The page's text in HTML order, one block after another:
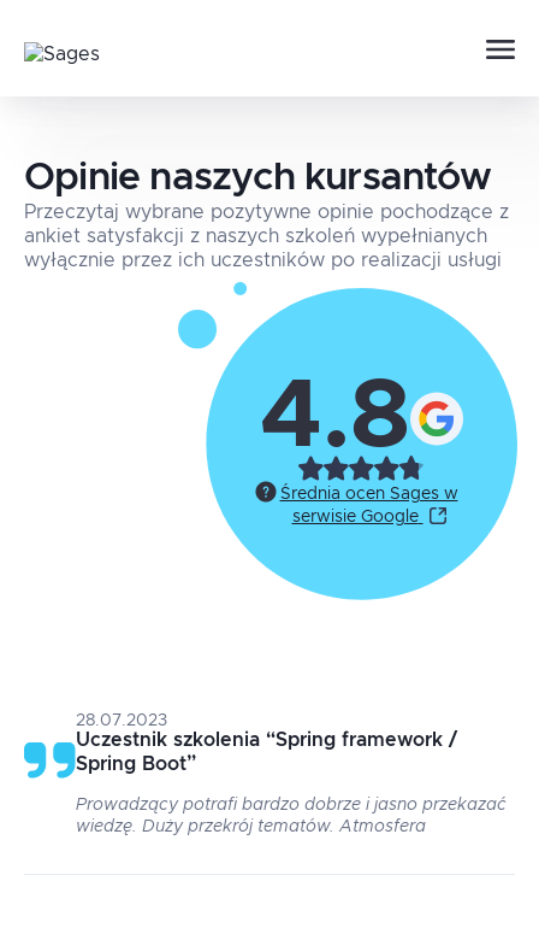
Opinie naszych kursantów
Przeczytaj wybrane pozytywne opinie pochodzące z
ankiet satysfakcji z naszych szkoleń wypełnianych
wyłącznie przez ich uczestników po realizacji usługi
4.8
Średnia ocen Sages w
serwisie Google
28.07.2023
Uczestnik szkolenia “Spring framework /
Spring Boot”
Prowadzący potrafi bardzo dobrze i jasno przekazać
wiedzę. Duży przekrój tematów. Atmosfera